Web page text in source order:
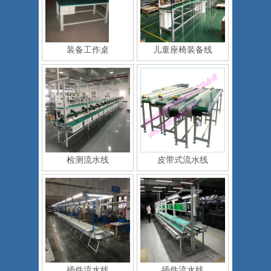
装备工作桌 儿童座椅装备线
检测流水线 皮带式流水线